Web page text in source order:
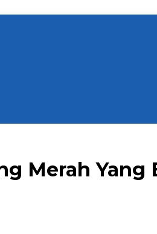
Merah Yang